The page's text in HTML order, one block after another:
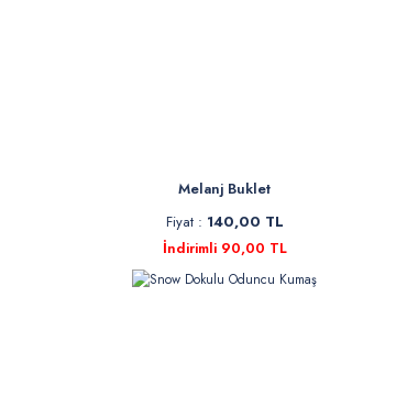
Melanj Buklet
Fiyat : 140,00 TL
İndirimli 90,00 TL